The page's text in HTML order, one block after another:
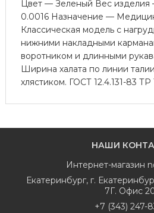
Цвет — Зеленый Вес
0.0016 Назначение —
Классическая модель с
нижними накладными
воротником и длинными
Ширина халата по линии
хлястиком. ГОСТ 12.4.131-83 ТР
НАШИ
Интернет-магазин
Екатеринбург, г.
7Г. Офис
+7 (343) 247-